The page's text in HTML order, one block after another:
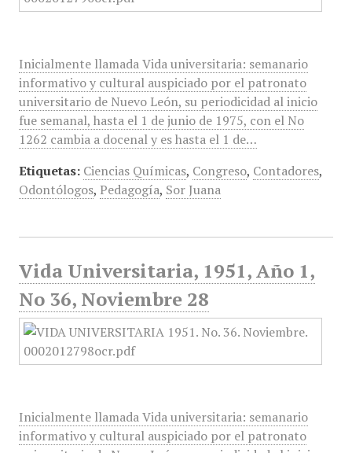
Inicialmente llamada Vida universitaria: semanario
informativo y cultural auspiciado por el patronato
universitario de Nuevo León, su periodicidad al inicio
fue semanal, hasta el 1 de junio de 1975, con el No
1262 cambia a docenal y es hasta el 1 de…
Etiquetas: Ciencias Químicas, Congreso, Contadores,
Odontólogos, Pedagogía, Sor Juana
Vida Universitaria, 1951, Año 1,
No 36, Noviembre 28
Inicialmente llamada Vida universitaria: semanario
informativo y cultural auspiciado por el patronato